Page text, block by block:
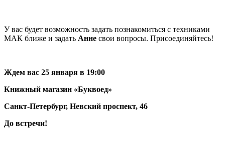
У вас будет возможность задать познакомиться с техниками
МАК ближе и задать Анне свои вопросы. Присоединяйтесь!
Ждем вас 25 января в 19:00
Книжный магазин «Буквоед»
Санкт-Петербург, Невский проспект, 46
До встречи!